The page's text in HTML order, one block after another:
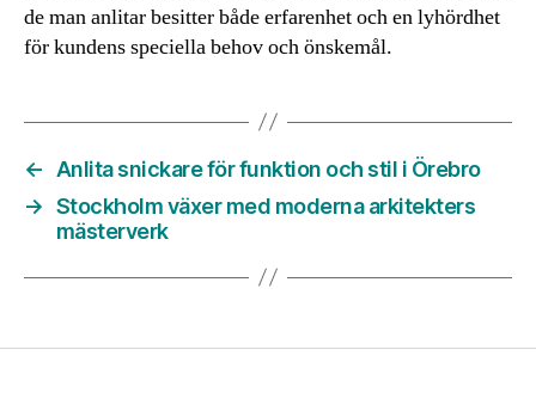
de man anlitar besitter både erfarenhet och en lyhördhet
för kundens speciella behov och önskemål.
← Anlita snickare för funktion och stil i Örebro
→ Stockholm växer med moderna arkitekters
mästerverk